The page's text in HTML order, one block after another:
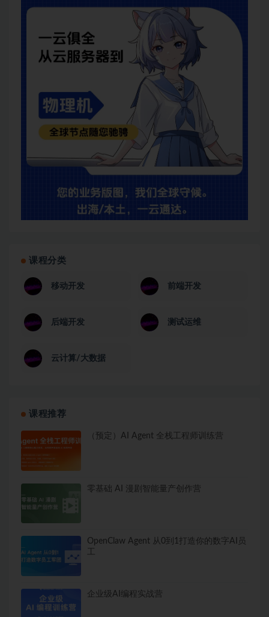
课程分类
移动开发 前端开发
后端开发 测试运维
云计算/大数据
课程推荐
（预定）AI Agent 全栈工程师训练营
零基础 AI 漫剧智能量产创作营
OpenClaw Agent 从0到1打造你的数字AI员
工
企业级AI编程实战营